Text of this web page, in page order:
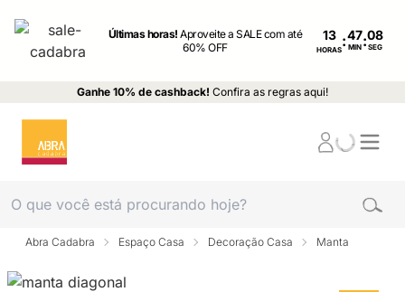
Últimas horas!Aproveite a SALE com até
60% OFF
13
HORAS: MIN : SEG
Ganhe 10% de cashback! Confira as regras aqui!
Abra Cadabra Espaço Casa Decoração Casa Manta